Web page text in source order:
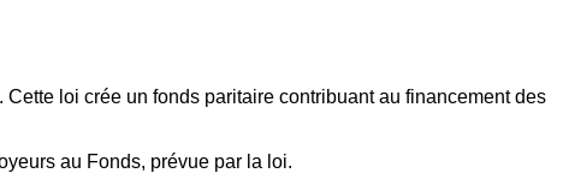
Cette loi crée un fonds paritaire contribuant au financement des
au Fonds, prévue par la loi.